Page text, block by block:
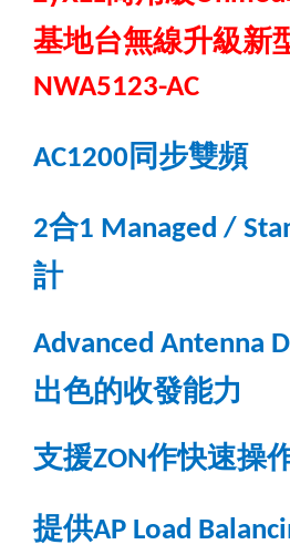
基地台無線升級新
NWA5123-AC
AC1200同步雙頻
2合1 Managed /
計
Advanced Antenna
出色的收發能力
支援ZON作快速操
提供AP Load